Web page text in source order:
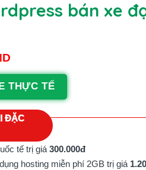
bán xe
THỰC TẾ
ĐẶC
tế trị giá 300.000đ
hosting miễn phí 2GB trị giá